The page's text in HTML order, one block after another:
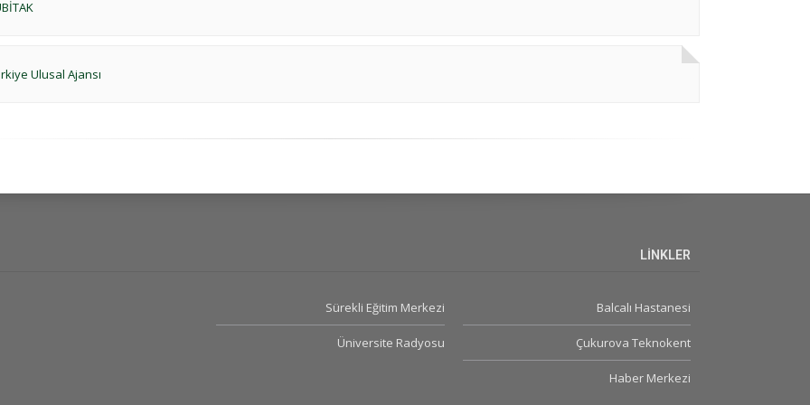
Ulusal Ajansı
LİNKLER
Balcalı Hastanesi
Çukurova Teknokent
Haber Merkezi
Sürekli Eğitim Merkezi
Üniversite Radyosu